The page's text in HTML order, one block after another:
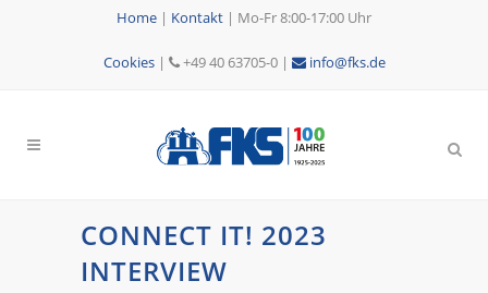
Home | Kontakt | Mo-Fr 8:00-17:00 Uhr
Cookies| +49 40 63705-0 | info@fks.de
CONNECT IT! 2023
INTERVIEW